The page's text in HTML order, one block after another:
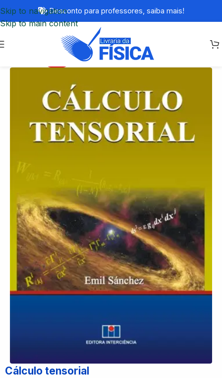
Skip to navigation
Skip to main content
Desconto para professores, saiba mais!
Cálculo tensorial